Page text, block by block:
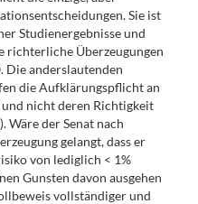
Sie ist
Studienergebnisse und
Überzeugungen
Die anderslautenden
die Aufklärungspflicht an
nicht deren Richtigkeit
Wäre der Senat nach
gelangt, dass er
von lediglich < 1%
Gunsten davon ausgehen
vollständiger und